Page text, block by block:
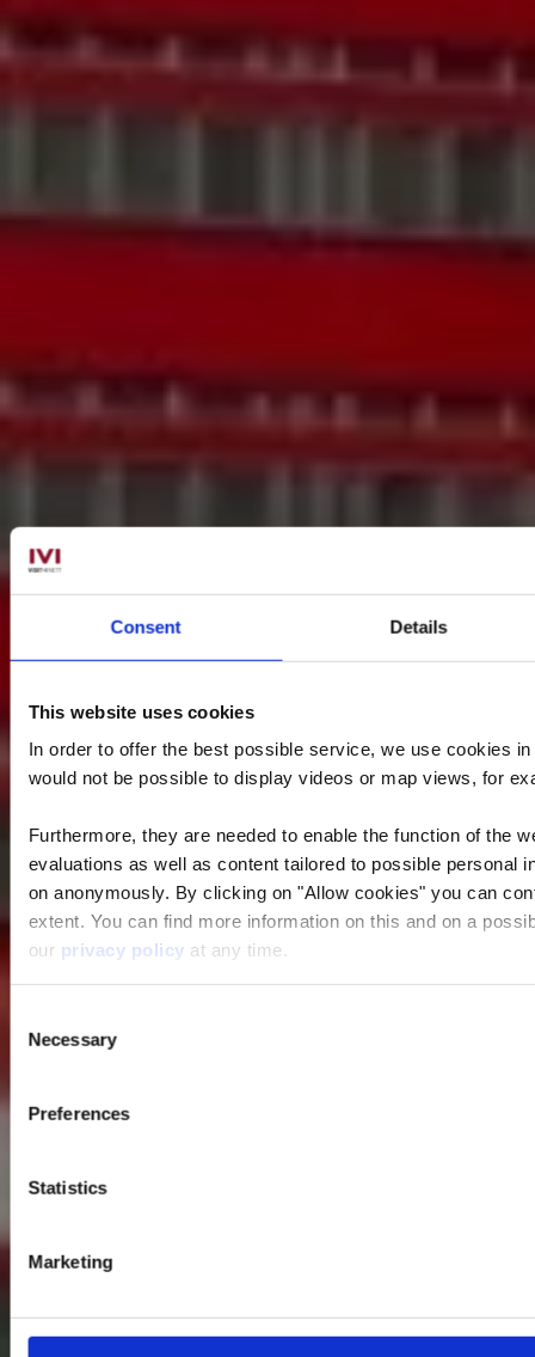
Consent Details
This website uses cookies
In order to offer the best possible service, we use cookies
would not be possible to display videos or map views, for
Furthermore, they are needed to enable the function of the
evaluations as well as content tailored to possible personal
on anonymously. By clicking on "Allow cookies" you can
extent. You can find more information on this and on a
our privacy policy at any time.
Selection
Necessary
Preferences
Statistics
Marketing